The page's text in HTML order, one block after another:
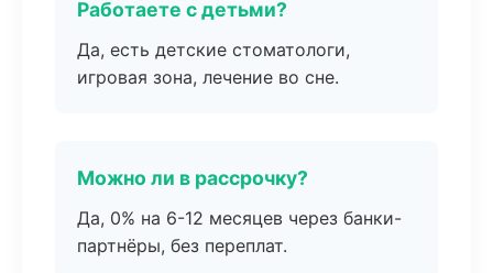
Работаете с детьми?
Да, есть детские стоматологи,
игровая зона, лечение во сне.
Можно ли в рассрочку?
Да, 0% на 6-12 месяцев через банки-
партнёры, без переплат.